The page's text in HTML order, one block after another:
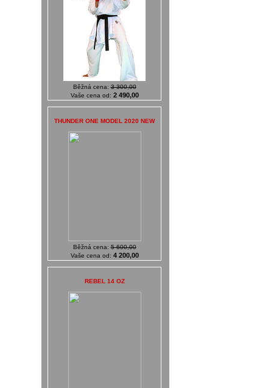
Běžná cena:3 300,00
Vaše cena od: 2 490,00
THUNDER ONE MODEL 2020 NEW
Běžná cena:5 600,00
Vaše cena od: 4 200,00
REBEL 14 OZ